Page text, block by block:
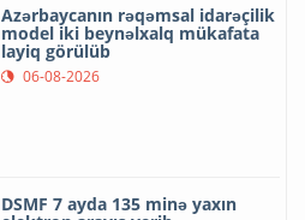
Azərbaycanın rəqəmsal idarəçilik
model iki beynəlxalq mükafata
layiq görülüb
06-08-2026
DSMF 7 ayda 135 minə yaxın